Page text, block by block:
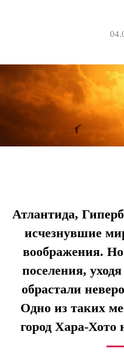
Атлантида,
исчезнувшие
воображения.
поселения,
обрастали
Одно из таких
город Хара-Хото